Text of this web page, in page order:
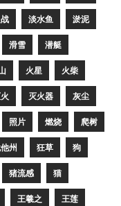
淡水鱼 淤泥
滑雪 潜艇
火星 火柴
灭火器 灰尘
照片 燃烧 爬树
州 狂草 狗
猪流感 猫
王羲之 王莲